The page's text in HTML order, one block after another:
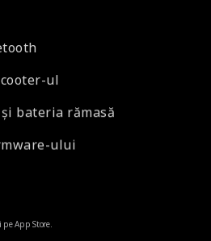
ul
bateria rămasă
ului
App Store.